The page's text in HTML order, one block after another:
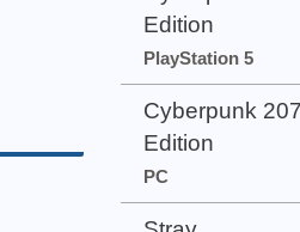
Edition
PlayStation 5
Cyberpunk
Edition
PC